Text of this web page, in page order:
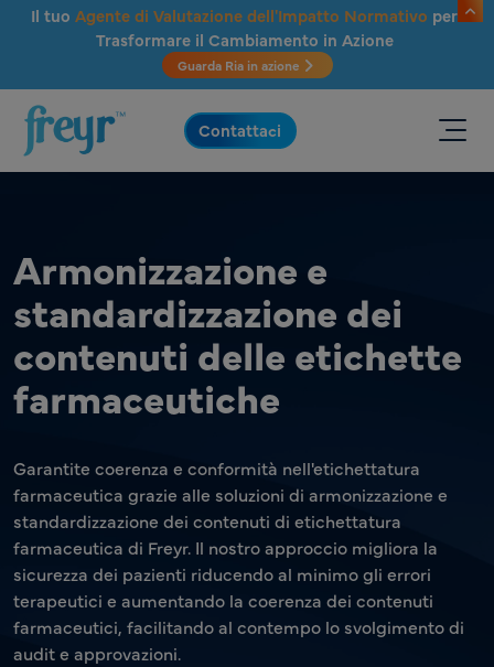
Salta al contenuto principale
Il tuo Agente di Valutazione dell'Impatto Normativo per
Trasformare il Cambiamento in Azione
Guarda Ria in azione
.
Contattaci
Armonizzazione e
standardizzazione dei
contenuti delle etichette
farmaceutiche
Garantite coerenza e conformità nell'etichettatura
farmaceutica grazie alle soluzioni di armonizzazione e
standardizzazione dei contenuti di etichettatura
farmaceutica di Freyr. Il nostro approccio migliora la
sicurezza dei pazienti riducendo al minimo gli errori
terapeutici e aumentando la coerenza dei contenuti
farmaceutici, facilitando al contempo lo svolgimento di
audit e approvazioni.